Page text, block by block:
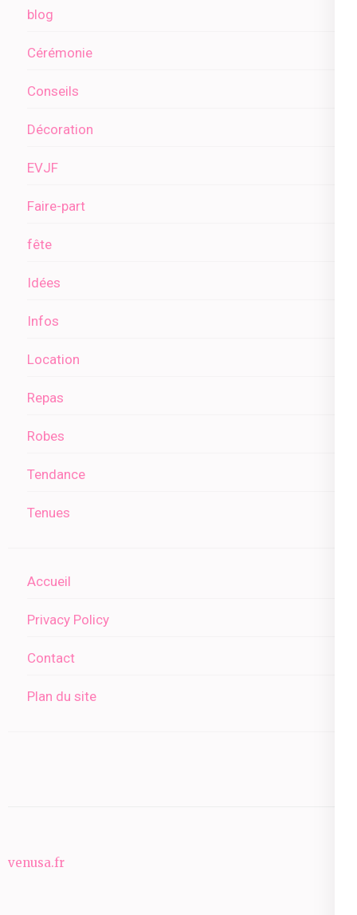
blog
Cérémonie
Conseils
Décoration
EVJF
Faire-part
fête
Idées
Infos
Location
Repas
Robes
Tendance
Tenues
Accueil
Privacy Policy
Contact
Plan du site
venusa.fr